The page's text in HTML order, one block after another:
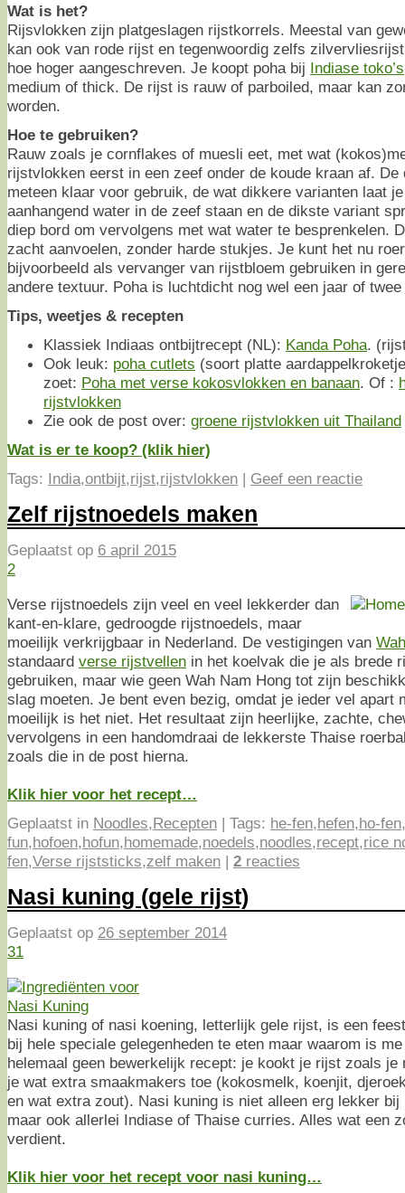
Wat is het?
Rijsvlokken zijn platgeslagen rijstkorrels. Meestal van
kan ook van rode rijst en tegenwoordig zelfs
hoe hoger aangeschreven. Je koopt poha bij Indiase toko’s
medium of thick. De rijst is rauw of parboiled, maar kan
worden.
Hoe te gebruiken?
Rauw zoals je cornflakes of muesli eet, met wat
rijstvlokken eerst in een zeef onder de koude kraan af.
meteen klaar voor gebruik, de wat dikkere varianten laat
aanhangend water in de zeef staan en de dikste variant
diep bord om vervolgens met wat water te besprenkelen.
zacht aanvoelen, zonder harde stukjes. Je kunt het nu
bijvoorbeeld als vervanger van rijstbloem gebruiken in
andere textuur. Poha is luchtdicht nog wel een jaar of
Tips, weetjes & recepten
Klassiek Indiaas ontbijtrecept (NL): Kanda Poha.
Ook leuk: poha cutlets (soort platte
zoet: Poha met verse kokosvlokken en banaan. Of :
rijstvlokken
Zie ook de post over: groene rijstvlokken uit Thailand
Wat is er te koop? (klik hier)
Tags: India,ontbijt,rijst,rijstvlokken | Geef een reactie
Zelf rijstnoedels maken
Geplaatst op 6 april 2015
2
Verse rijstnoedels zijn veel en veel lekkerder dan
kant-en-klare, gedroogde rijstnoedels, maar
moeilijk verkrijgbaar in Nederland. De vestigingen van
standaard verse rijstvellen in het koelvak die je als brede
gebruiken, maar wie geen Wah Nam Hong tot zijn
slag moeten. Je bent even bezig, omdat je ieder vel apart
moeilijk is het niet. Het resultaat zijn heerlijke, zachte,
vervolgens in een handomdraai de lekkerste Thaise
zoals die in de post hierna.
Klik hier voor het recept…
Geplaatst in Noodles,Recepten | Tags: he-fen,hefen,ho-fen,
fun,hofoen,hofun,homemade,noedels,noodles,recept,rice
fen,Verse rijststicks,zelf maken | 2 reacties
Nasi kuning (gele rijst)
Geplaatst op 26 september 2014
31
Nasi kuning of nasi koening, letterlijk gele rijst, is een
bij hele speciale gelegenheden te eten maar waarom is
helemaal geen bewerkelijk recept: je kookt je rijst zoals je
je wat extra smaakmakers toe (kokosmelk, koenjit,
en wat extra zout). Nasi kuning is niet alleen erg lekker
maar ook allerlei Indiase of Thaise curries. Alles wat een
verdient.
Klik hier voor het recept voor nasi kuning…